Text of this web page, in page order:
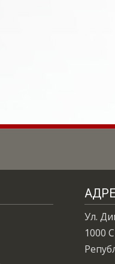
Ул.
1000